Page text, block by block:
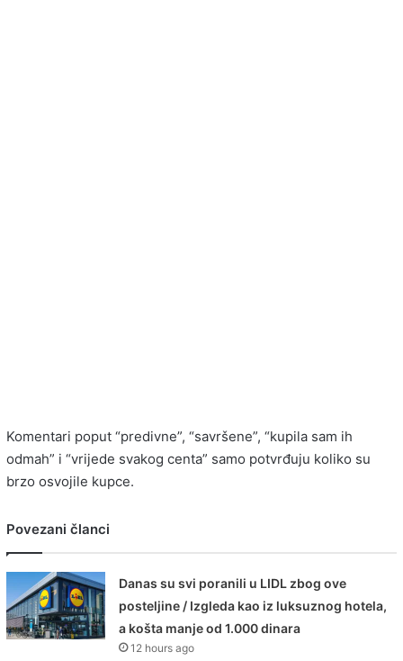
Komentari poput “predivne”, “savršene”, “kupila sam ih
odmah” i “vrijede svakog centa” samo potvrđuju koliko su
brzo osvojile kupce.
Povezani članci
Danas su svi poranili u LIDL zbog ove
posteljine / Izgleda kao iz luksuznog hotela,
a košta manje od 1.000 dinara
12 hours ago